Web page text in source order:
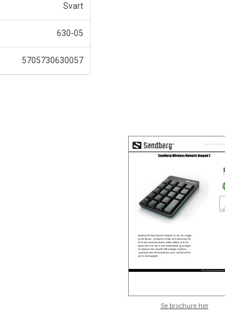
Svart
630-05
5705730630057
Se brochure her